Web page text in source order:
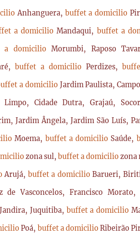
Anhanguera, buffet a domicilio
a domicilioMandaqui, buffet a
a domicilioMorumbi, Raposo
buffet a domicilio Perdizes,
a domicilio Jardim Paulista,
Limpo, Cidade Dutra, Grajaú,
Jardim Ângela, Jardim São Luís,
Moema, buffet a domicilio Saúde,
zona sul,buffet a domicilio
Arujá, buffet a domicilioBarueri,
de Vasconcelos, Francisco
Juquitiba, buffet a domicilio
Poá, buffet a domicilioRibeirão